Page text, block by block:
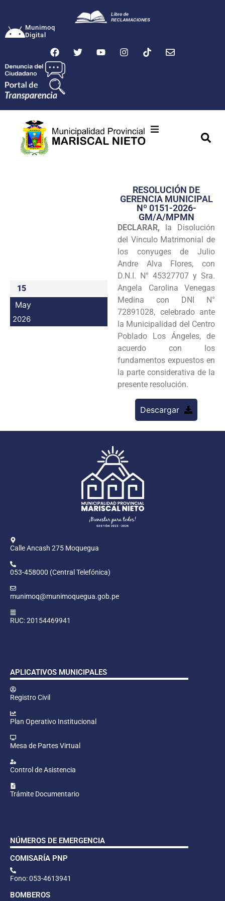
Munimoq
Digital
Transparencia
Seguridad
Programas
Intranet
15
May
2026
RESOLUCIÓN DE
GERENCIA MUNICIPAL
Nº 0151-2026-
GM/A/MPMN
DECLARAR, la Disolución
del Vínculo Matrimonial de
los conyuges de Julio
Andre Alva Flores, con
D.N.I. N° 45327707 y Sra.
Angela Carolina Venegas
Medina con DNI N°
72891028, celebrado ante
la Municipalidad del Centro
Poblado Los Ángeles, de
acuerdo con los
fundamentos expuestos en
la parte considerativa de la
presente resolución.
Descargar
Calle Ancash 275 Moquegua
053-458000 (Central Telefónica)
munimoq@munimoquegua.gob.pe
RUC: 20154469941
APLICATIVOS MUNICIPALES
Registro Civil
Plan Operativo Institucional
Mesa de Partes Virtual
Control de Asistencia
Trámite Documentario
NÚMEROS DE EMERGENCIA
COMISARÍA PNP
Fono: 053-4613941
BOMBEROS